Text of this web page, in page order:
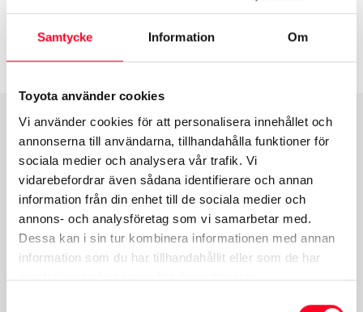
Samtycke Information Om
Toyota använder cookies
Vi använder cookies för att personalisera innehållet och
annonserna till användarna, tillhandahålla funktioner för
sociala medier och analysera vår trafik. Vi
vidarebefordrar även sådana identifierare och annan
information från din enhet till de sociala medier och
annons- och analysföretag som vi samarbetar med.
Dessa kan i sin tur kombinera informationen med annan
information som du har tillhandahållit eller som de har
samlat in när du har använt deras tjänster.
Mer om Vägassistans